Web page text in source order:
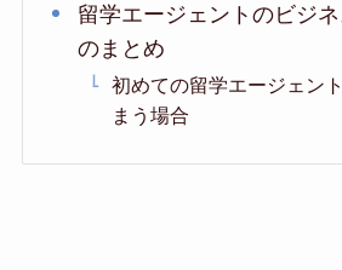
留学エージェントのビジ
のまとめ
初めての留学エージェン
まう場合